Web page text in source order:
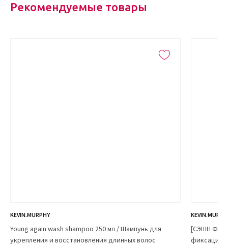
Рекомендуемые товары
KEVIN.MURPHY
Young again wash shampoo 250 мл / Шампунь для
укрепления и восстановления длинных волос
[СЭШН
фиксации